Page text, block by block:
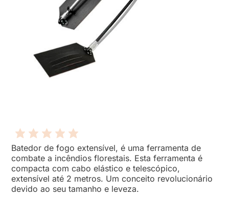
Batedor de fogo extensível, é uma ferramenta de
combate a incêndios florestais. Esta ferramenta é
compacta com cabo elástico e telescópico,
extensível até 2 metros. Um conceito revolucionário
devido ao seu tamanho e leveza.